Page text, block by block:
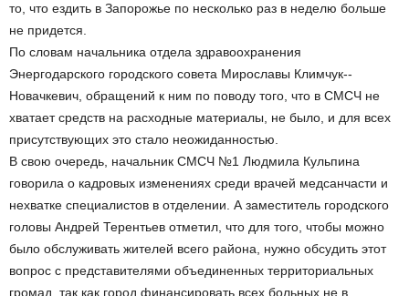
то, что ездить в Запорожье по несколько раз в неделю больше
не придется.
По словам начальника отдела здравоохранения
Энергодарского городского совета Мирославы Климчук-­
Новачкевич, обращений к ним по поводу того, что в СМСЧ не
хватает средств на расходные материалы, не было, и для всех
присутствующих это стало неожиданностью.
В свою очередь, начальник СМСЧ №1 Людмила Кульпина
говорила о кадровых изменениях среди врачей медсанчасти и
нехватке специалистов в отделении. А заместитель городского
головы Андрей Терентьев отметил, что для того, чтобы можно
было обслуживать жителей всего района, нужно обсудить этот
вопрос с представителями объединенных территориальных
громад, так как город финансировать всех больных не в